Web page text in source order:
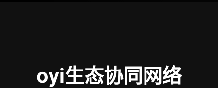
oyi生态协同网络